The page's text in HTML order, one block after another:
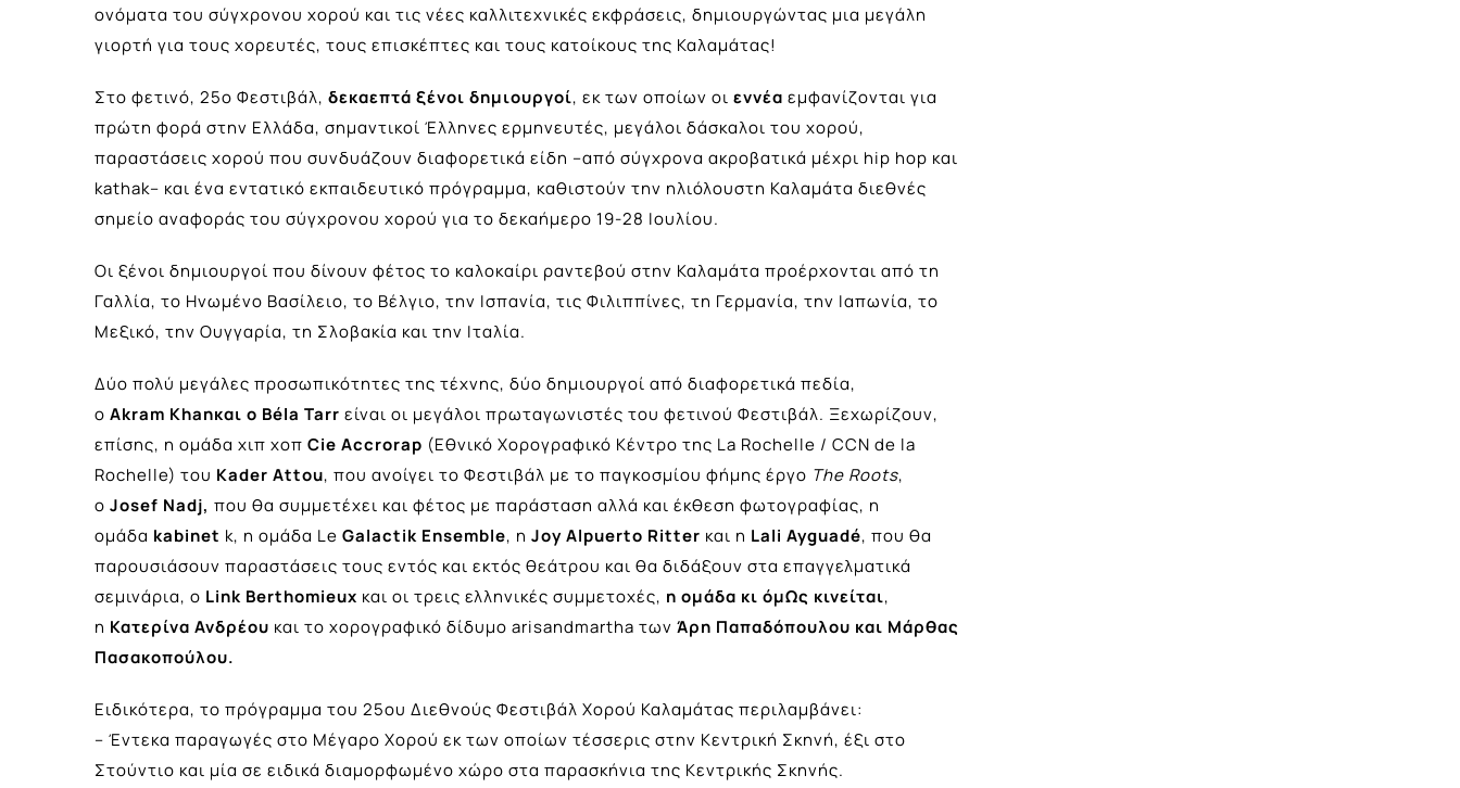
ονόματα του σύγχρονου χορού και τις νέες καλλιτεχνικές εκφράσεις, δημιουργώντας μια μεγάλη
γιορτή για τους χορευτές, τους επισκέπτες και τους κατοίκους της Καλαμάτας!
Στο φετινό, 25ο Φεστιβάλ, δεκαεπτά ξένοι δημιουργοί, εκ των οποίων οι εννέα εμφανίζονται για
πρώτη φορά στην Ελλάδα, σημαντικοί Έλληνες ερμηνευτές, μεγάλοι δάσκαλοι του χορού,
παραστάσεις χορού που συνδυάζουν διαφορετικά είδη –από σύγχρονα ακροβατικά μέχρι hip hop και
kathak– και ένα εντατικό εκπαιδευτικό πρόγραμμα, καθιστούν την ηλιόλουστη Καλαμάτα διεθνές
σημείο αναφοράς του σύγχρονου χορού για το δεκαήμερο 19-28 Ιουλίου.
Οι ξένοι δημιουργοί που δίνουν φέτος το καλοκαίρι ραντεβού στην Καλαμάτα προέρχονται από τη
Γαλλία, το Ηνωμένο Βασίλειο, το Βέλγιο, την Ισπανία, τις Φιλιππίνες, τη Γερμανία, την Ιαπωνία, το
Μεξικό, την Ουγγαρία, τη Σλοβακία και την Ιταλία.
Δύο πολύ μεγάλες προσωπικότητες της τέχνης, δύο δημιουργοί από διαφορετικά πεδία,
ο Akram Khanκαι ο Béla Tarr είναι οι μεγάλοι πρωταγωνιστές του φετινού Φεστιβάλ. Ξεχωρίζουν,
επίσης, η ομάδα χιπ χοπ Cie Accrorap (Εθνικό Χορογραφικό Κέντρο της La Rochelle / CCN de la
Rochelle) του Kader Attou, που ανοίγει το Φεστιβάλ με το παγκοσμίου φήμης έργο The Roots,
ο Josef Nadj, που θα συμμετέχει και φέτος με παράσταση αλλά και έκθεση φωτογραφίας, η
ομάδα kabinet k, η ομάδα Le Galactik Ensemble, η JoyAlpuerto Ritter και η Lali Ayguadé, που θα
παρουσιάσουν παραστάσεις τους εντός και εκτός θεάτρου και θα διδάξουν στα επαγγελματικά
σεμινάρια, ο Link Berthomieux και οι τρεις ελληνικές συμμετοχές, η ομάδα κι όμΩς κινείται,
η Κατερίνα Ανδρέου και το χορογραφικό δίδυμο arisandmartha των Άρη Παπαδόπουλου και Μάρθας
Πασακοπούλου.
Ειδικότερα, το πρόγραμμα του 25ου Διεθνούς Φεστιβάλ Χορού Καλαμάτας περιλαμβάνει:
– Έντεκα παραγωγές στο Μέγαρο Χορού εκ των οποίων τέσσερις στην Κεντρική Σκηνή, έξι στο
Στούντιο και μία σε ειδικά διαμορφωμένο χώρο στα παρασκήνια της Κεντρικής Σκηνής.